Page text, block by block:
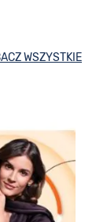
WSZYSTKIE